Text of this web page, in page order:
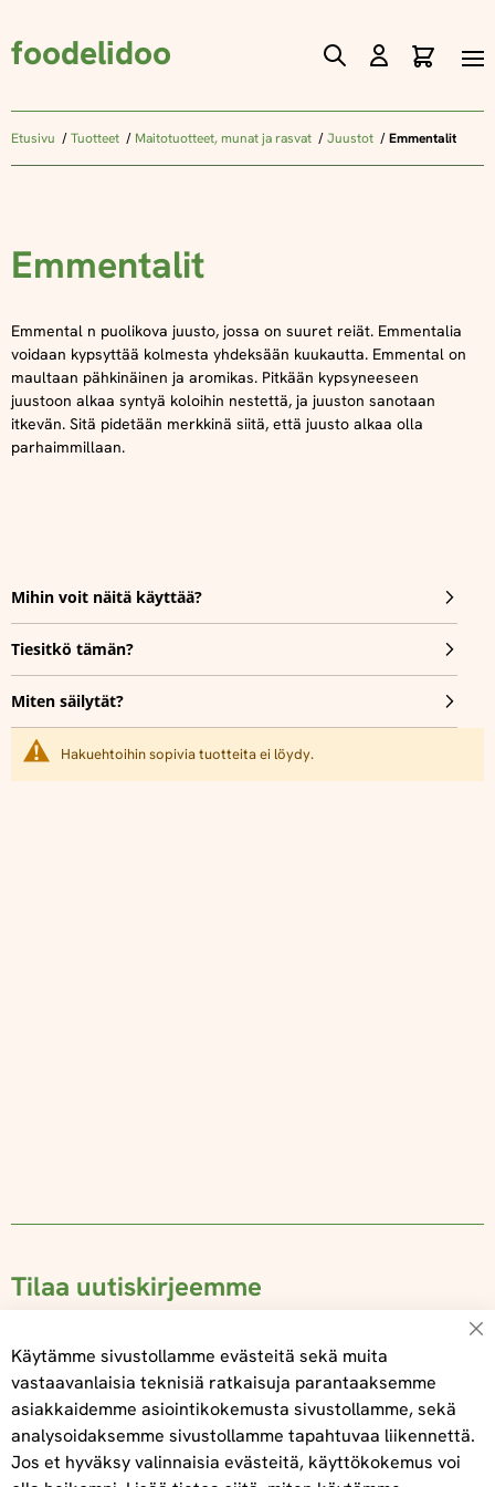
foodelidoo
Skip
Content
Etusivu Tuotteet Maitotuotteet, munat ja rasvat Juustot Emmentalit
Emmentalit
Emmental n puolikova juusto, jossa on suuret reiät. Emmentalia
voidaan kypsyttää kolmesta yhdeksään kuukautta. Emmental on
maultaan pähkinäinen ja aromikas. Pitkään kypsyneeseen
juustoon alkaa syntyä koloihin nestettä, ja juuston sanotaan
itkevän. Sitä pidetään merkkinä siitä, että juusto alkaa olla
parhaimmillaan.
Mihin voit näitä käyttää?
Tiesitkö tämän?
Miten säilytät?
Hakuehtoihin sopivia tuotteita ei löydy.
Tilaa uutiskirjeemme
Tilaa
Käytämme sivustollamme evästeitä sekä muita
vastaavanlaisia teknisiä ratkaisuja parantaaksemme
asiakkaidemme asiointikokemusta sivustollamme, sekä
analysoidaksemme sivustollamme tapahtuvaa liikennettä.
Jos et hyväksy valinnaisia evästeitä, käyttökokemus voi